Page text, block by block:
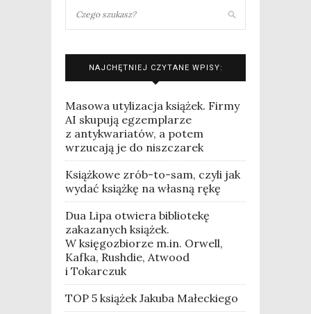
NAJCHĘTNIEJ CZYTANE WPISY:
Masowa utylizacja książek. Firmy
AI skupują egzemplarze
z antykwariatów, a potem
wrzucają je do niszczarek
Książkowe zrób-to-sam, czyli jak
wydać książkę na własną rękę
Dua Lipa otwiera bibliotekę
zakazanych książek.
W księgozbiorze m.in. Orwell,
Kafka, Rushdie, Atwood
i Tokarczuk
TOP 5 książek Jakuba Małeckiego